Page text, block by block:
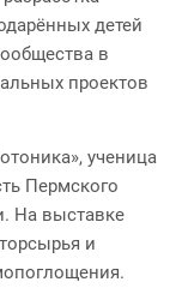
детей
в
проектов
ученица
Пермского
На выставке
и